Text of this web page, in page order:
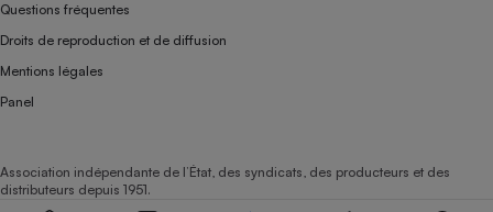
Questions fréquentes
Droits de reproduction et de diffusion
Mentions légales
Panel
Association indépendante de l’État, des syndicats, des producteurs et des
distributeurs depuis 1951.